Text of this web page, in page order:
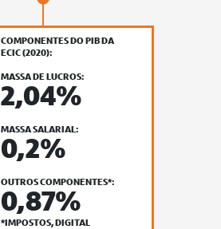
COMPONENTES DO PIB DA
ECIC (2020):
MASSA DE LUCROS:
2,04%
MASSA SALARIAL:
0,2%
OUTROS COMPONENTES*:
0,87%
*IMPOSTOS, DIGITAL